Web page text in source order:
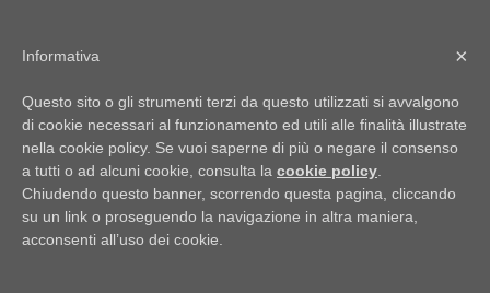
Italia Notizie
Giornale di Basilicata
Giornale di Puglia
INFORMAPUGLIA
Il portale n.1 del lavoro
in Puglia
×
Informativa
Questo sito o gli strumenti terzi da questo utilizzati si avvalgono
di cookie necessari al funzionamento ed utili alle finalità illustrate
nella cookie policy. Se vuoi saperne di più o negare il consenso
a tutti o ad alcuni cookie, consulta la cookie policy
Chiudendo questo banner, scorrendo questa pagina, cliccando
su un link o proseguendo la navigazione in altra maniera,
acconsenti all’uso dei cookie.